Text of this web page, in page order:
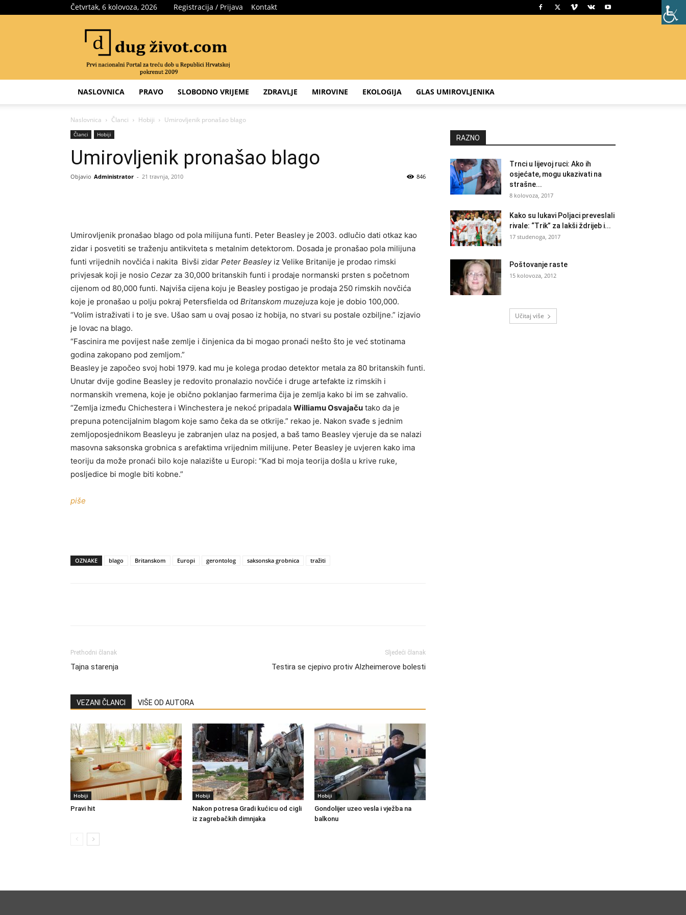
Četvrtak, 6 kolovoza, 2026 Registracija / Prijava Kontakt
za
treću
dob
NASLOVNICA PRAVO SLOBODNO VRIJEME ZDRAVLJE MIROVINE EKOLOGIJA GLAS UMIROVLJENIKA
Naslovnica Članci Hobiji Umirovljenik pronašao blago
Članci Hobiji
Umirovljenik pronašao blago
Objavio Administrator - 21 travnja, 2010 846
Umirovljenik pronašao blago od pola milijuna funti. Peter Beasley je 2003. odlučio dati otkaz kao
zidar i posvetiti se traženju antikviteta s metalnim detektorom. Dosada je pronašao pola milijuna
funti vrijednih novčića i nakita Bivši zidar Peter Beasley iz Velike Britanije je prodao rimski
privjesak koji je nosio Cezar za 30,000 britanskih funti i prodaje normanski prsten s početnom
cijenom od 80,000 funti. Najviša cijena koju je Beasley postigao je prodaja 250 rimskih novčića
koje je pronašao u polju pokraj Petersfielda od Britanskom muzejuza koje je dobio 100,000.
“Volim istraživati i to je sve. Ušao sam u ovaj posao iz hobija, no stvari su postale ozbiljne.” izjavio
je lovac na blago.
“Fascinira me povijest naše zemlje i činjenica da bi mogao pronaći nešto što je već stotinama
godina zakopano pod zemljom.”
Beasley je započeo svoj hobi 1979. kad mu je kolega prodao detektor metala za 80 britanskih funti.
Unutar dvije godine Beasley je redovito pronalazio novčiće i druge artefakte iz rimskih i
normanskih vremena, koje je obično poklanjao farmerima čija je zemlja kako bi im se zahvalio.
“Zemlja između Chichestera i Winchestera je nekoć pripadala Williamu Osvajaču tako da je
prepuna potencijalnim blagom koje samo čeka da se otkrije.” rekao je. Nakon svađe s jednim
zemljoposjednikom Beasleyu je zabranjen ulaz na posjed, a baš tamo Beasley vjeruje da se nalazi
masovna saksonska grobnica s arefaktima vrijednim milijune. Peter Beasley je uvjeren kako ima
teoriju da može pronaći bilo koje nalazište u Europi: “Kad bi moja teorija došla u krive ruke,
posljedice bi mogle biti kobne.”
piše
OZNAKE blago Britanskom Europi gerontolog saksonska grobnica tražiti
Prethodni članak
Tajna starenja
Sljedeći članak
Testira se cjepivo protiv Alzheimerove bolesti
VEZANI ČLANCI VIŠE OD AUTORA
Hobiji
Pravi hit
Hobiji
Nakon potresa Gradi kućicu od cigli
iz zagrebačkih dimnjaka
Hobiji
Gondolijer uzeo vesla i vježba na
balkonu
RAZNO
Trnci u lijevoj ruci: Ako ih
osjećate, mogu ukazivati na
strašne...
8 kolovoza, 2017
Kako su lukavi Poljaci preveslali
rivale: “Trik” za lakši ždrijeb i...
17 studenoga, 2017
Poštovanje raste
15 kolovoza, 2012
Učitaj više